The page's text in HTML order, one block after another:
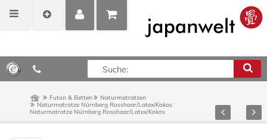
MEIN
POSITIONEN
ANZEIGEN
0,00 €*
Futon & Betten
Naturmatratzen
Naturmatratze Nürnberg Rosshaar/Latex/Kokos
Naturmatratze Nürnberg Rosshaar/Latex/Kokos
Zurück Vor